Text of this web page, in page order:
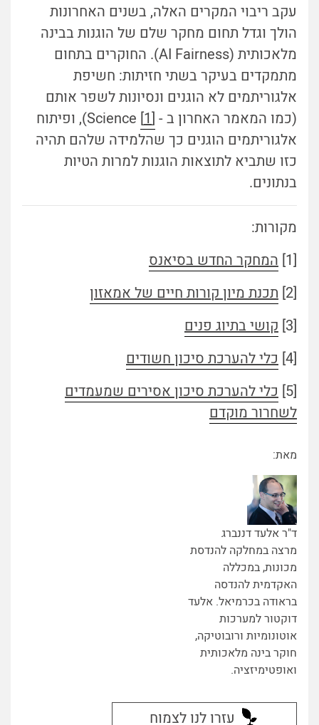
עקב ריבוי המקרים האלה, בשנים האחרונות
הולך וגדל תחום מחקר שלם של הוגנות בבינה
מלאכותית (AI Fairness). החוקרים בתחום
מתמקדים בעיקר בשתי חזיתות: חשיפת
אלגוריתמים לא הוגנים ונסיונות לשפר אותם
(כמו המאמר האחרון ב - [1]
Science), ופיתוח
אלגוריתמים הוגנים כך שהלמידה שלהם תהיה
כזו שתביא לתוצאות הוגנות למרות הטיות
בנתונים.
מקורות:
[1]
המחקר החדש בסיאנס
[2]
תכנת מיון קורות חיים של אמאזון
[3]
קושי בתיוג פנים
[4]
כלי להערכת סיכון חשודים
[5]
כלי להערכת סיכון אסירים שמעמדים
לשחרור מוקדם
מאת:
ד"ר אלעד דננברג
מרצה במחלקה להנדסת
מכונות, במכללה
האקדמית להנדסה
בראודה בכרמיאל. אלעד
דוקטור למערכות
אוטונומיות ורובוטיקה,
חוקר בינה מלאכותית
ואופטימיזציה.
עזרו לנו לצמוח